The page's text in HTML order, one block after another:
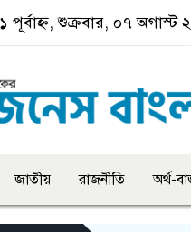
পূর্বাহ্ন, শুক্রবার, ০৭ অগাস্ট
জাতীয় রাজনীতি অর্থ-